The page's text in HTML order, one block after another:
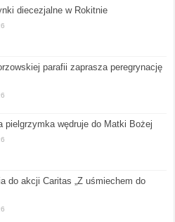
diecezjalne w Rokitnie
parafii zaprasza peregrynację
pielgrzymka wędruje do Matki Bożej
do akcji Caritas „Z uśmiechem do